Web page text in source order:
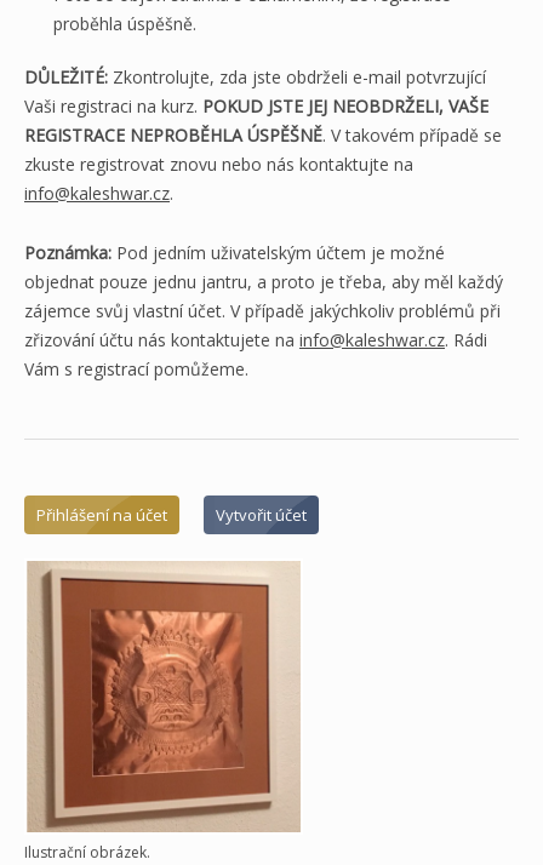
proběhla úspěšně.
DŮLEŽITÉ: Zkontrolujte, zda jste obdrželi e-mail potvrzující
Vaši registraci na kurz. POKUD JSTE JEJ NEOBDRŽELI, VAŠE
REGISTRACE NEPROBĚHLA ÚSPĚŠNĚ. V takovém případě se
zkuste registrovat znovu nebo nás kontaktujte na
info@kaleshwar.cz.
Poznámka: Pod jedním uživatelským účtem je možné
objednat pouze jednu jantru, a proto je třeba, aby měl každý
zájemce svůj vlastní účet. V případě jakýchkoliv problémů při
zřizování účtu nás kontaktujete na info@kaleshwar.cz. Rádi
Vám s registrací pomůžeme.
Přihlášení na účet Vytvořit účet
Ilustrační obrázek.